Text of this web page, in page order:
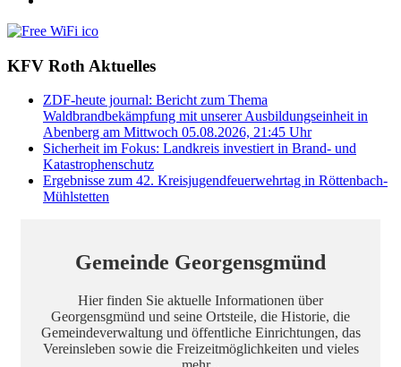
KFV Roth Aktuelles
ZDF-heute journal: Bericht zum Thema
Waldbrandbekämpfung mit unserer Ausbildungseinheit in
Abenberg am Mittwoch 05.08.2026, 21:45 Uhr
Sicherheit im Fokus: Landkreis investiert in Brand- und
Katastrophenschutz
Ergebnisse zum 42. Kreisjugendfeuerwehrtag in Röttenbach-
Mühlstetten
Gemeinde Georgensgmünd
Hier finden Sie aktuelle Informationen über
Georgensgmünd und seine Ortsteile, die Historie, die
Gemeindeverwaltung und öffentliche Einrichtungen, das
Vereinsleben sowie die Freizeitmöglichkeiten und vieles